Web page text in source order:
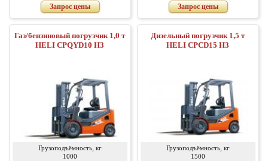
Запрос цены Запрос цены
Газ/бензиновый погрузчик 1,0 т
HELI CPQYD10 H3
Грузоподъёмность, кг
1000
Дизельный погрузчик 1,5 т
HELI CPСD15 H3
Грузоподъёмность, кг
1500